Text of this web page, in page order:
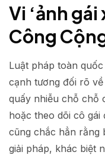
Vi ‘ảnh
Công
Luật pháp toàn
cạnh tương đối rõ
quấy nhiễu chỗ chỗ
hoặc theo dõi cô
cũng chắc hẳn rằng
giải pháp, khác biệt